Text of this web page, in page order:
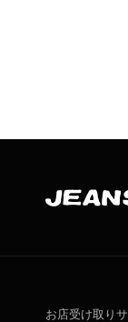
お店受け取り